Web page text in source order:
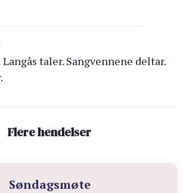
taler. Sangvennene deltar.
Flere hendelser
Søndagsmøte